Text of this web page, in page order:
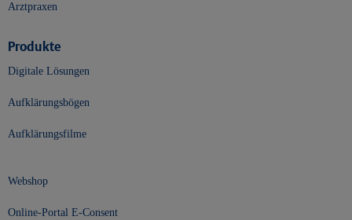
Arztpraxen
Produkte
Digitale Lösungen
Aufklärungsbögen
Aufklärungsfilme
Webshop
Online-Portal E-Consent